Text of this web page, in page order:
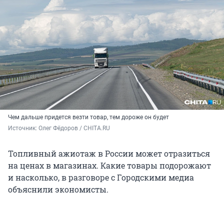
Чем дальше придется везти товар, тем дороже он будет
Источник: Олег Фёдоров / CHITA.RU
Топливный ажиотаж в России может отразиться
на ценах в магазинах. Какие товары подорожают
и насколько, в разговоре с Городскими медиа
объяснили экономисты.